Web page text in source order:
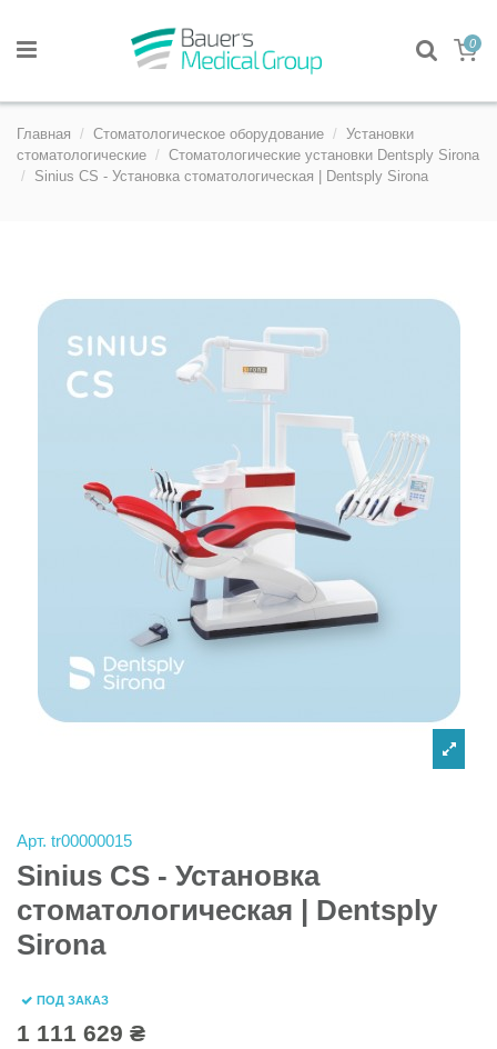
0
Главная Стоматологическое оборудование
Установки
стоматологические
Стоматологические установки Dentsply Sirona
Sinius CS - Установка стоматологическая | Dentsply Sirona
Арт. tr00000015
Sinius CS - Установка
стоматологическая | Dentsply
Sirona
ПОД ЗАКАЗ
1 111 629 ₴